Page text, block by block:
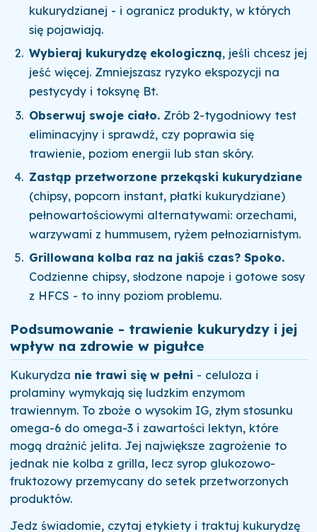
kukurydzianej - i ogranicz produkty, w których
się pojawiają.
Wybieraj kukurydzę ekologiczną, jeśli chcesz jej
jeść więcej. Zmniejszasz ryzyko ekspozycji na
pestycydy i toksynę Bt.
Obserwuj swoje ciało. Zrób 2-tygodniowy test
eliminacyjny i sprawdź, czy poprawia się
trawienie, poziom energii lub stan skóry.
Zastąp przetworzone przekąski kukurydziane
(chipsy, popcorn instant, płatki kukurydziane)
pełnowartościowymi alternatywami: orzechami,
warzywami z hummusem, ryżem pełnoziarnistym.
Grillowana kolba raz na jakiś czas? Spoko.
Codzienne chipsy, słodzone napoje i gotowe sosy
z HFCS - to inny poziom problemu.
Podsumowanie - trawienie kukurydzy i jej
wpływ na zdrowie w pigułce
Kukurydza nie trawi się w pełni - celuloza i
prolaminy wymykają się ludzkim enzymom
trawiennym. To zboże o wysokim IG, złym stosunku
omega-6 do omega-3 i zawartości lektyn, które
mogą drażnić jelita. Jej największe zagrożenie to
jednak nie kolba z grilla, lecz syrop glukozowo-
fruktozowy przemycany do setek przetworzonych
produktów.
Jedz świadomie, czytaj etykiety i traktuj kukurydzę